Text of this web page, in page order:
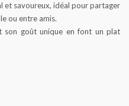
et savoureux, idéal pour partager
ou entre amis.
son goût unique en font un plat